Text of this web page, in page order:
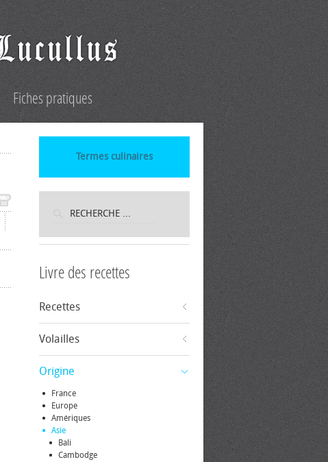
Fiches pratiques
Termes culinaires
Livre des recettes
Recettes
Volailles
Origine
France
Europe
Amériques
Asie
Bali
Cambodge